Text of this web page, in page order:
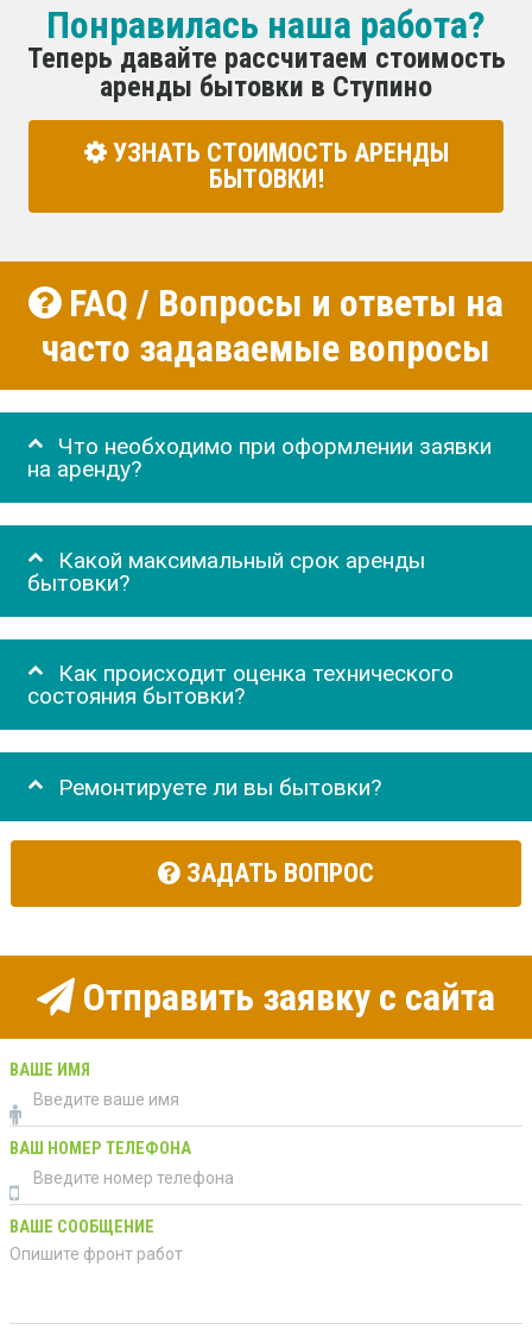
Понравилась наша работа?
Теперь давайте рассчитаем стоимость
аренды бытовки в Ступино
УЗНАТЬ СТОИМОСТЬ АРЕНДЫ
БЫТОВКИ!
FAQ / Вопросы и ответы на
часто задаваемые вопросы
Что необходимо при оформлении заявки
на аренду?
Какой максимальный срок аренды
бытовки?
Как происходит оценка технического
состояния бытовки?
Ремонтируете ли вы бытовки?
ЗАДАТЬ ВОПРОС
Отправить заявку с сайта
ВАШЕ ИМЯ
ВАШ НОМЕР ТЕЛЕФОНА
ВАШЕ СООБЩЕНИЕ